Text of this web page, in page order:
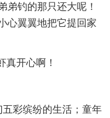
弟钓的那只还大呢！
心翼翼地把它提回家
真开心啊！
彩缤纷的生活；童年